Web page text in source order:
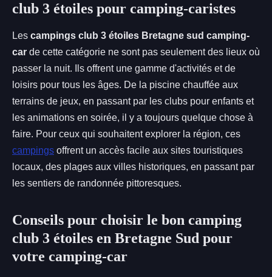
club 3 étoiles pour camping-caristes
Les campings club 3 étoiles Bretagne sud camping-
car de cette catégorie ne sont pas seulement des lieux où
passer la nuit. Ils offrent une gamme d'activités et de
loisirs pour tous les âges. De la piscine chauffée aux
terrains de jeux, en passant par les clubs pour enfants et
les animations en soirée, il y a toujours quelque chose à
faire. Pour ceux qui souhaitent explorer la région, ces
campings offrent un accès facile aux sites touristiques
locaux, des plages aux villes historiques, en passant par
les sentiers de randonnée pittoresques.
Conseils pour choisir le bon camping
club 3 étoiles en Bretagne Sud pour
votre camping-car